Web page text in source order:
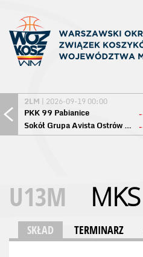
2LM | 2026-09-19 00:00
PKK 99 Pabianice
Sokół Grupa Avista Ostrów Maz.
U13M
SKŁAD TERMINARZ